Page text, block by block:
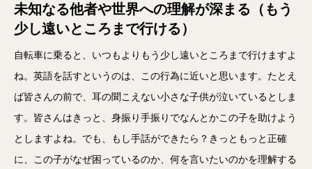
未知なる他者や世界への理解が深まる（もう
少し遠いところまで行ける）
自転車に乗ると、いつもよりもう少し遠いところまで行けますよ
ね。英語を話すというのは、この行為に近いと思います。たとえ
ば皆さんの前で、耳の聞こえない小さな子供が泣いているとしま
す。皆さんはきっと、身振り手振りでなんとかこの子を助けよう
としますよね。でも、もし手話ができたら？きっともっと正確
に、この子がなぜ困っているのか、何を言いたいのかを理解する